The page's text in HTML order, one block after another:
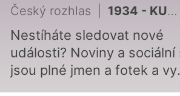
Český rozhlas 1934 - KUCIAK, IV. díl: Přiznání vraha
Nestíháte sledovat nové
události? Noviny a sociální
jsou plné jmen a fotek a vy